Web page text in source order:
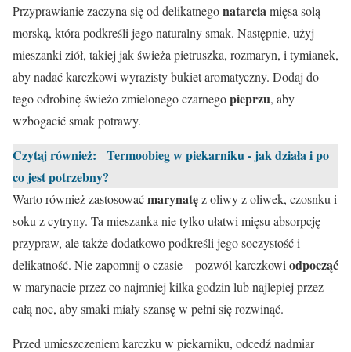
Przyprawianie zaczyna się od delikatnegonatarciamięsa solą
morską, która podkreśli jego naturalny smak. Następnie, użyj
mieszanki ziół, takiej jak świeża pietruszka, rozmaryn, i tymianek,
aby nadać karczkowi wyrazisty bukiet aromatyczny. Dodaj do
tego odrobinę świeżo zmielonego czarnegopieprzu, aby
wzbogacić smak potrawy.
Czytaj również:
Termoobieg w piekarniku - jak działa i po
co jest potrzebny?
Warto również zastosowaćmarynatęz oliwy z oliwek, czosnku i
soku z cytryny. Ta mieszanka nie tylko ułatwi mięsu absorpcję
przypraw, ale także dodatkowo podkreśli jego soczystość i
delikatność. Nie zapomnij o czasie – pozwól karczkowi odpocząć
w marynacie przez co najmniej kilka godzin lub najlepiej przez
całą noc, aby smaki miały szansę w pełni się rozwinąć.
Przed umieszczeniem karczku w piekarniku, odcedź nadmiar